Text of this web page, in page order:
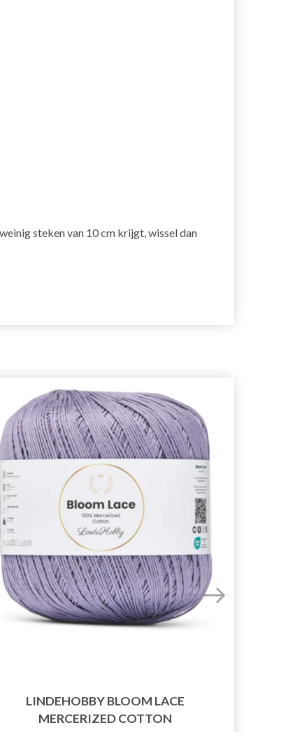
steken van 10 cm krijgt, wissel dan
LINDEHOBBY BLOOM LACE
MERCERIZED COTTON